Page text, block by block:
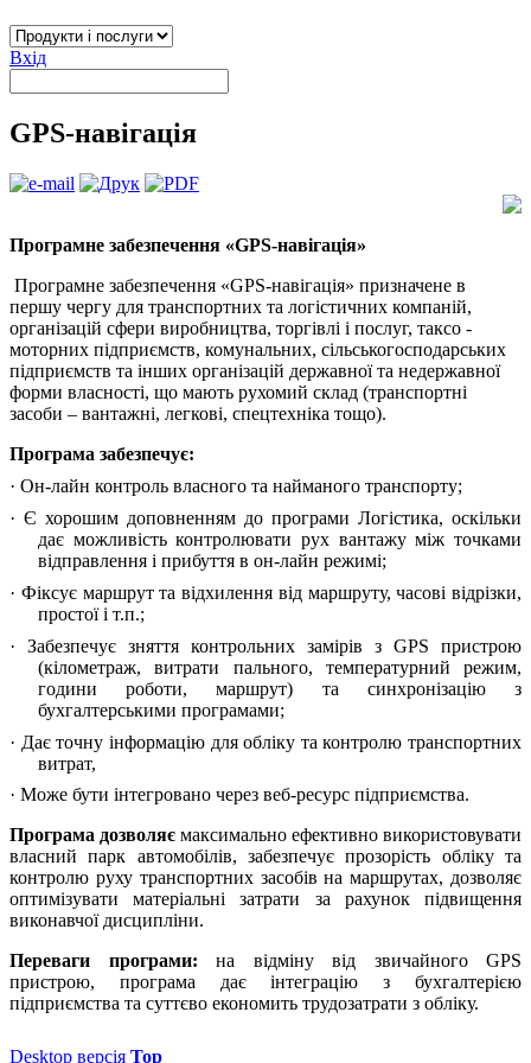
Вхід
GPS-навігація
Програмне забезпечення «GPS-навігація»
Програмне забезпечення «GPS-навігація» призначене в
першу чергу для транспортних та логістичних компаній,
організацій сфери виробництва, торгівлі і послуг, таксо -
моторних підприємств, комунальних, сільськогосподарських
підприємств та інших організацій державної та недержавної
форми власності, що мають рухомий склад (транспортні
засоби – вантажні, легкові, спецтехніка тощо).
Програма забезпечує:
· Он-лайн контроль власного та найманого транспорту;
· Є хорошим доповненням до програми Логістика, оскільки
дає можливість контролювати рух вантажу між точками
відправлення і прибуття в он-лайн режимі;
· Фіксує маршрут та відхилення від маршруту, часові відрізки,
простої і т.п.;
· Забезпечує зняття контрольних замірів з GPS пристрою
(кілометраж, витрати пального, температурний режим,
години роботи, маршрут) та синхронізацію з
бухгалтерськими програмами;
· Дає точну інформацію для обліку та контролю транспортних
витрат,
· Може бути інтегровано через веб-ресурс підприємства.
Програма дозволяє максимально ефективно використовувати
власний парк автомобілів, забезпечує прозорість обліку та
контролю руху транспортних засобів на маршрутах, дозволяє
оптимізувати матеріальні затрати за рахунок підвищення
виконавчої дисципліни.
Переваги програми: на відміну від звичайного GPS
пристрою, програма дає інтеграцію з бухгалтерією
підприємства та суттєво економить трудозатрати з обліку.
Desktop версія Top